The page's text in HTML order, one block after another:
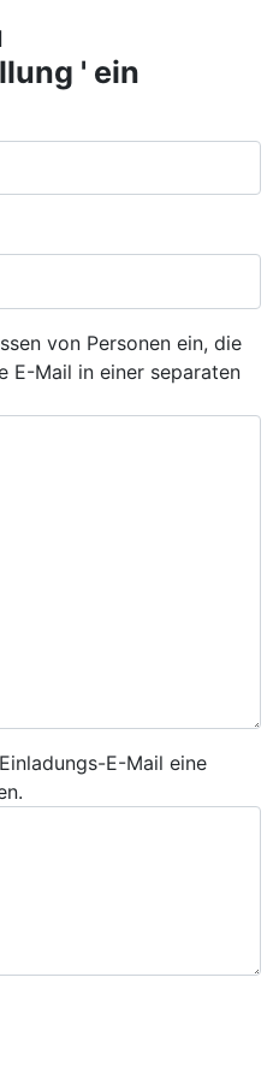
' ein
von Personen ein, die
E-Mail in einer separaten
E-Mail eine